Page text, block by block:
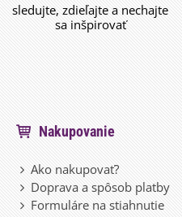
sledujte, zdieľajte a nechajte
sa inšpirovať
Nakupovanie
Ako nakupovať?
Doprava a spôsob platby
Formuláre na stiahnutie